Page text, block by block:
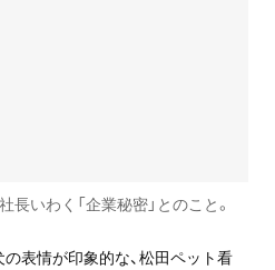
いわく「企業秘密」とのこと。
表情が印象的な、松田ペット看